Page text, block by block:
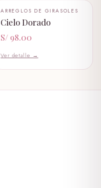
🤍
+ AÑADIR AL CARRITO
ARREGLOS DE GIRASOLES
Cielo Dorado
S/ 98.00
Ver detalle →